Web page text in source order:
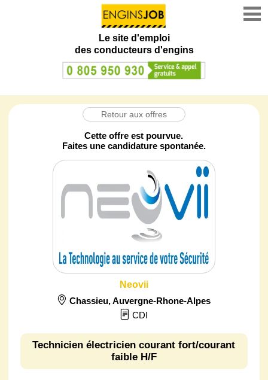
Le site d'emploi
des conducteurs d'engins
Retour aux offres
Cette offre est pourvue.
Faites une candidature spontanée.
Neovii
Chassieu,Auvergne-Rhone-Alpes
CDI
Technicien électricien courant fort/courant
faible H/F